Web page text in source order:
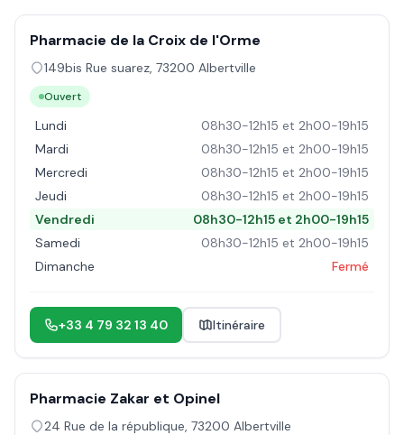
Pharmacie de la Croix de l'Orme
149bis Rue suarez, 73200 Albertville
Ouvert
Lundi
08h30-12h15 et 2h00-19h15
Mardi
08h30-12h15 et 2h00-19h15
Mercredi
08h30-12h15 et 2h00-19h15
Jeudi
08h30-12h15 et 2h00-19h15
Vendredi
08h30-12h15 et 2h00-19h15
Samedi
08h30-12h15 et 2h00-19h15
Dimanche
Fermé
+33 4 79 32 13 40 Itinéraire
Pharmacie Zakar et Opinel
24 Rue de la république, 73200 Albertville